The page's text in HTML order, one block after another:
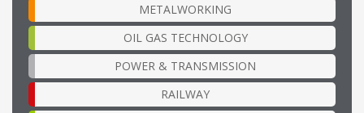
METALWORKING
OIL GAS TECHNOLOGY
POWER & TRANSMISSION
RAILWAY